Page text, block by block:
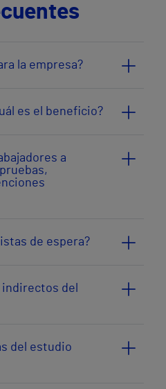
la empresa?
es el beneficio?
a
de espera?
indirectos del
del estudio